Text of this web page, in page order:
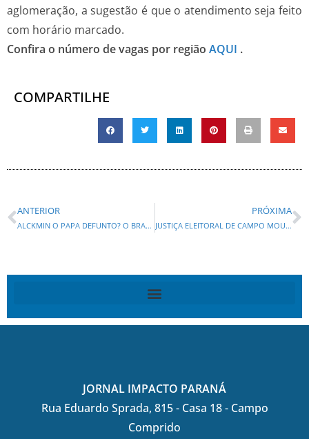
aglomeração, a sugestão é que o atendimento seja feito
com horário marcado.
Confira o número de vagas por região AQUI .
COMPARTILHE
ANTERIOR
ALCKMIN O PAPA DEFUNTO? O BRASIL E A SINA DOS VICES PRESIDENTES
PRÓXIMA
JUSTIÇA ELEITORAL DE CAMPO MOURÃO CASSA DIPLOMA DOS VEREADORES ALEX ALVES E SEBASTIÃO GALDINO DOS PROGRESSISTAS
JORNAL IMPACTO PARANÁ
Rua Eduardo Sprada, 815 - Casa 18 - Campo
Comprido